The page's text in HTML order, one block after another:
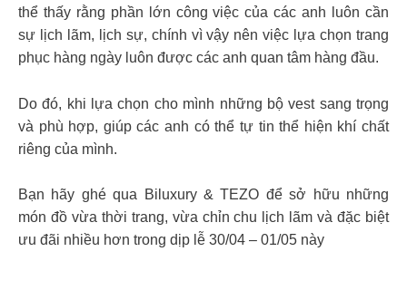
thể thấy rằng phần lớn công việc của các anh luôn cần
sự lịch lãm, lịch sự, chính vì vậy nên việc lựa chọn trang
phục hàng ngày luôn được các anh quan tâm hàng đầu.
Do đó, khi lựa chọn cho mình những bộ vest sang trọng
và phù hợp, giúp các anh có thể tự tin thể hiện khí chất
riêng của mình.
Bạn hãy ghé qua Biluxury & TEZO để sở hữu những
món đồ vừa thời trang, vừa chỉn chu lịch lãm và đặc biệt
ưu đãi nhiều hơn trong dịp lễ 30/04 – 01/05 này